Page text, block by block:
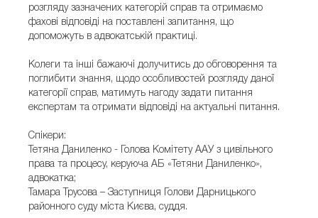
розгляду зазначених категорій справ та отримаємо
фахові відповіді на поставлені запитання, що
допоможуть в адвокатській практиці.
Колеги та інші бажаючі долучитись до обговорення та
поглибити знання, щодо особливостей розгляду даної
категорії справ, матимуть нагоду задати питання
експертам та отримати відповіді на актуальні питання.
Спікери:
Тетяна Даниленко - Голова Комітету ААУ з цивільного
права та процесу, керуюча АБ «Тетяни Даниленко»,
адвокатка;
Тамара Трусова – Заступниця Голови Дарницького
районного суду міста Києва, суддя.